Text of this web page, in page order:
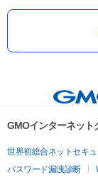
GMOインターネット
世界初総合ネットセキ
パスワード漏洩診断